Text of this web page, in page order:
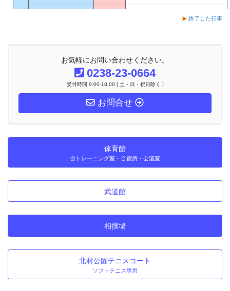
終了した行事
お気軽にお問い合わせください。
0238-23-0664
受付時間 9:00-18:00 [ 土・日・祝日除く ]
お問合せ
体育館
含トレーニング室・合宿所・会議室
武道館
相撲場
北村公園テニスコート
ソフトテニス専用